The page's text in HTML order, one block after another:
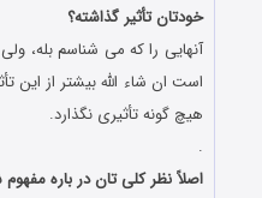
خودتان تأثیر گذاشته؟
آنهایی را که می شناسم بله،
است ان شاء الله بیشتر از این
هیچ گونه تأثیری نگذارد.
.
اصلاً نظر کلی تان در باره